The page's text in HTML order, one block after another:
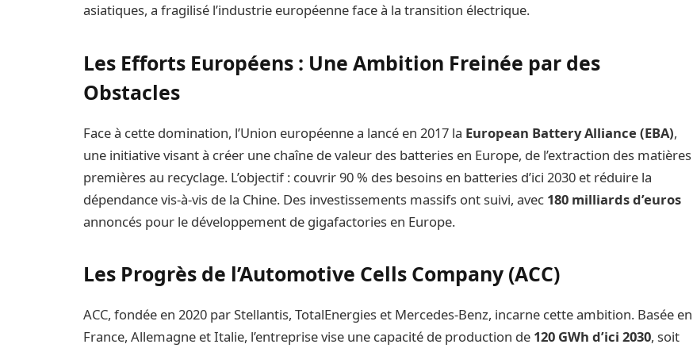
asiatiques, a fragilisé l’industrie européenne face à la transition électrique.
Les Efforts Européens : Une Ambition Freinée par des
Obstacles
Face à cette domination, l’Union européenne a lancé en 2017 la European Battery Alliance (EBA),
une initiative visant à créer une chaîne de valeur des batteries en Europe, de l’extraction des matières
premières au recyclage. L’objectif : couvrir 90 % des besoins en batteries d’ici 2030 et réduire la
dépendance vis-à-vis de la Chine. Des investissements massifs ont suivi, avec 180 milliards d’euros
annoncés pour le développement de gigafactories en Europe.
Les Progrès de l’Automotive Cells Company (ACC)
ACC, fondée en 2020 par Stellantis, TotalEnergies et Mercedes-Benz, incarne cette ambition. Basée en
France, Allemagne et Italie, l’entreprise vise une capacité de production de 120 GWh d’ici 2030, soit